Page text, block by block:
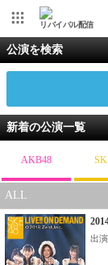
リバイバル配信
公演を検索
新着の公演一覧
AKB48
ALL
出